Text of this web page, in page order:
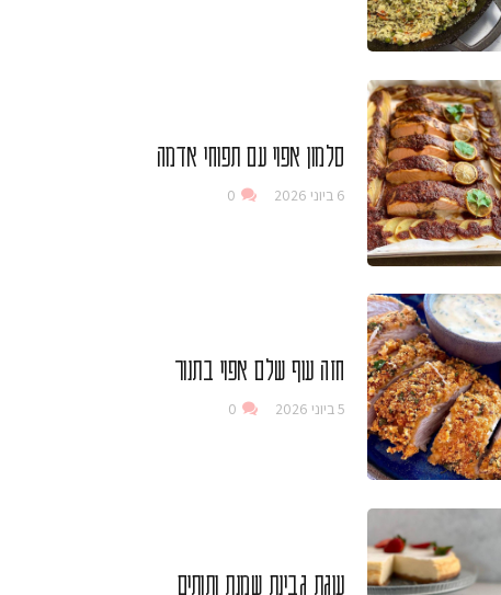
סלמון אפוי עם תפוחי אדמה
6 ביוני 2026 0
חזה עוף שלם אפוי בתנור
5 ביוני 2026 0
עוגת גבינת שמנת ותותים